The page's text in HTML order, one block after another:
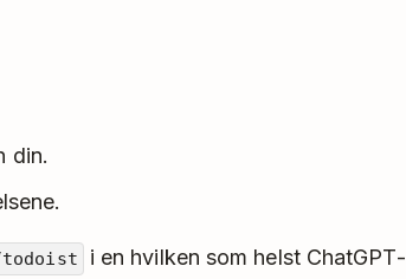
din.
i en hvilken som helst ChatGPT-